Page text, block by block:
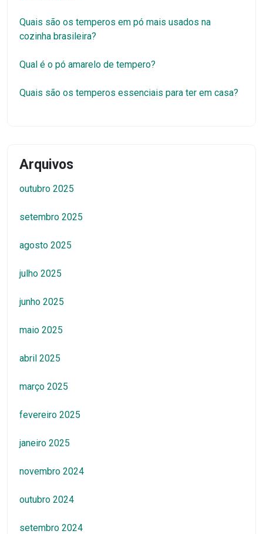
Quais são os temperos em pó mais usados na
cozinha brasileira?
Qual é o pó amarelo de tempero?
Quais são os temperos essenciais para ter em casa?
Arquivos
outubro 2025
setembro 2025
agosto 2025
julho 2025
junho 2025
maio 2025
abril 2025
março 2025
fevereiro 2025
janeiro 2025
novembro 2024
outubro 2024
setembro 2024